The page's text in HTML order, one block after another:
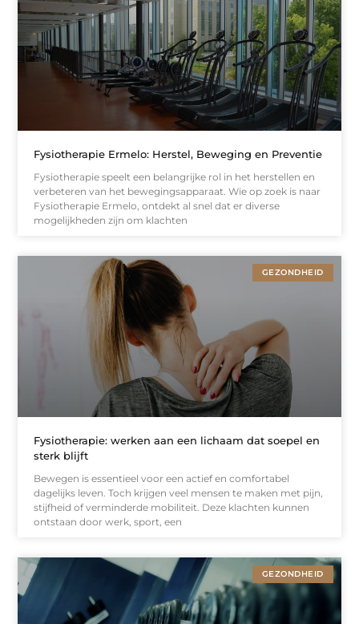
Fysiotherapie Ermelo: Herstel, Beweging en Preventie
Fysiotherapie speelt een belangrijke rol in het herstellen en
verbeteren van het bewegingsapparaat. Wie op zoek is naar
Fysiotherapie Ermelo, ontdekt al snel dat er diverse
mogelijkheden zijn om klachten
GEZONDHEID
Fysiotherapie: werken aan een lichaam dat soepel en
sterk blijft
Bewegen is essentieel voor een actief en comfortabel
dagelijks leven. Toch krijgen veel mensen te maken met pijn,
stijfheid of verminderde mobiliteit. Deze klachten kunnen
ontstaan door werk, sport, een
GEZONDHEID